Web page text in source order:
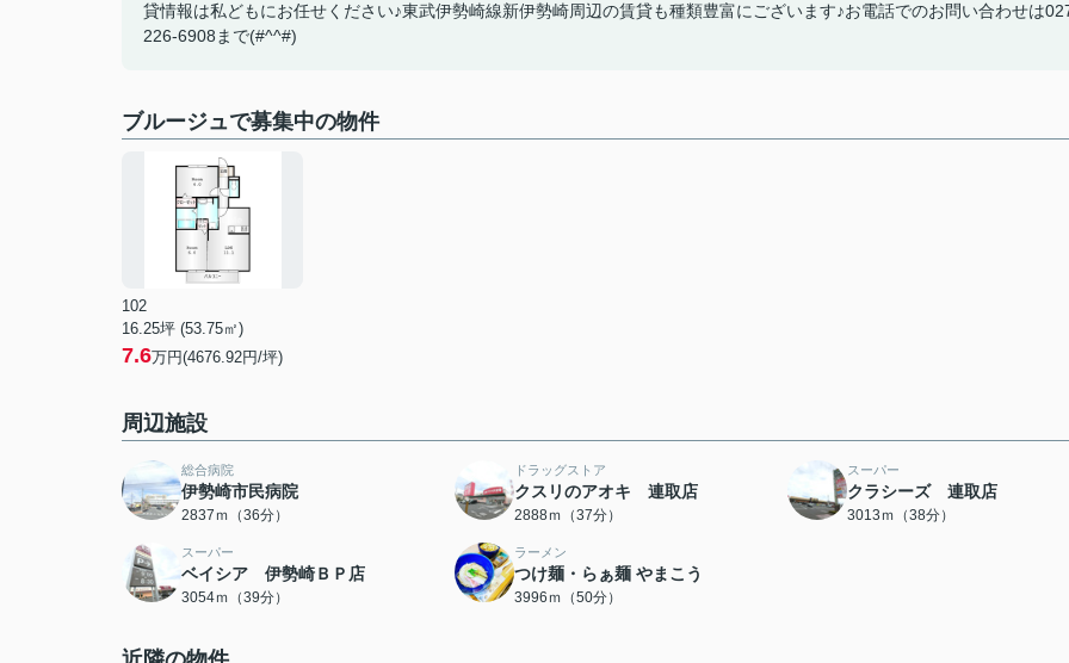
貸情報は私どもにお任せください♪東武伊勢崎線新伊勢崎周辺の賃貸も種類豊富にございます♪お電話でのお問い合わせは
226-6908まで(#^^#)
ブルージュで募集中の物件
102
16.25坪 (53.75㎡)
7.6万円(4676.92円/坪)
周辺施設
総合病院
伊勢崎市民病院
2837ｍ（36分）
ドラッグストア
クスリのアオキ 連取店
2888ｍ（37分）
スーパー
クラシーズ 連取店
3013ｍ（38分）
スーパー
ベイシア 伊勢崎ＢＰ店
3054ｍ（39分）
ラーメン
つけ麺・らぁ麺 やまこう
3996ｍ（50分）